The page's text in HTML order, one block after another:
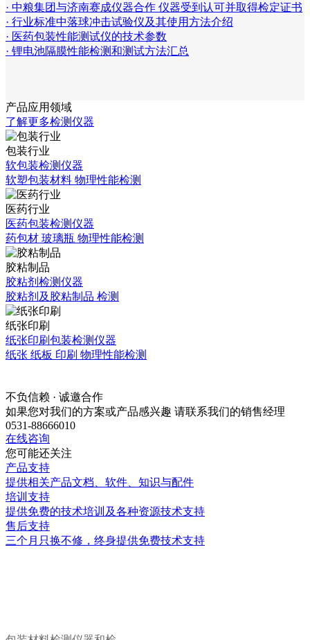
· 中粮集团与济南赛成仪器合作 仪器受到认可并取得检定证书
· 行业标准中落球冲击试验仪及其使用方法介绍
· 医药包装性能测试仪的技术参数
· 锂电池隔膜性能检测和测试方法汇总
产品应用领域
了解更多检测仪器
包装行业
软包装检测仪器
软塑包装材料 物理性能检测
医药行业
医药包装检测仪器
药包材 玻璃瓶 物理性能检测
胶粘制品
胶粘剂检测仪器
胶粘剂及胶粘制品 检测
纸张印刷
纸张印刷包装检测仪器
纸张 纸板 印刷 物理性能检测
不负信赖 · 诚邀合作
如果您对我们的方案或产品感兴趣 请联系我们的销售经理
0531-88666010
在线咨询
您可能还关注
产品支持
提供相关产品文档、软件、知识与配件
培训支持
提供免费的技术培训及各种资源技术支持
售后支持
三个月只换不修，终身提供免费技术支持